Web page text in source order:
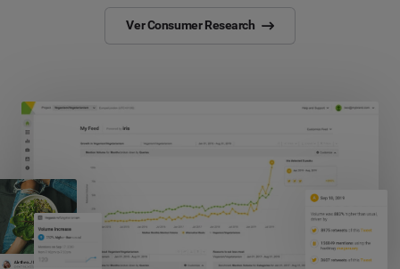
Ver Consumer Research